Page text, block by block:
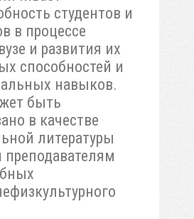
студентов и
в процессе
и развития их
способностей и
навыков.
быть
в качестве
литературы
преподавателям